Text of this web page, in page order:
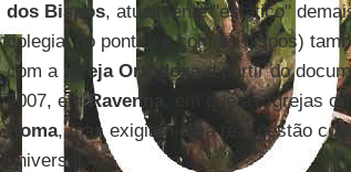
dos Bispos, atualmente "estático"
colegial do pontífice com os bispos)
com a Igreja Ortodoxaa partir do
2007, emRavenna
, em que as Igrejas
Roma, mas exigiam uma real gestão
universal.